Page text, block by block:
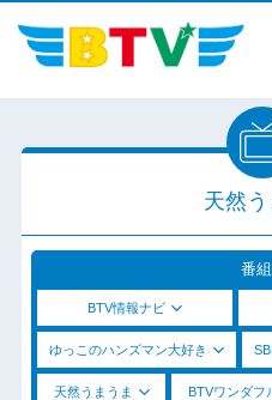
天然う
番
BTV情報ナビ
ゆっこのハンズマン大好き
天然うまうま BTVワンダフ